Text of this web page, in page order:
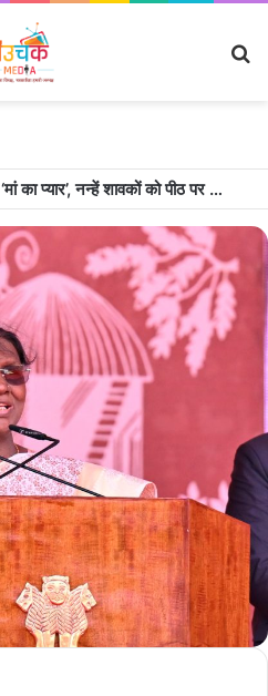
बारनवापारा अभ्यारण्य में दिखा ‘मां का प्यार’, नन्हें शावकों को पीठ पर बैठाकर घूमती दिखी मादा भालू